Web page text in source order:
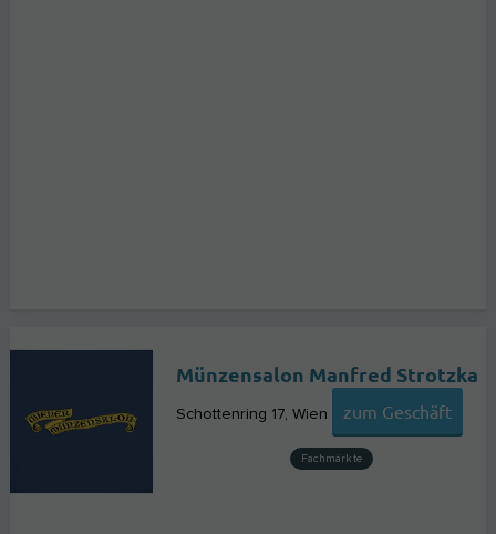
Münzensalon Manfred Strotzka
Schottenring 17 Wien zum Geschäft
Fachmärkte